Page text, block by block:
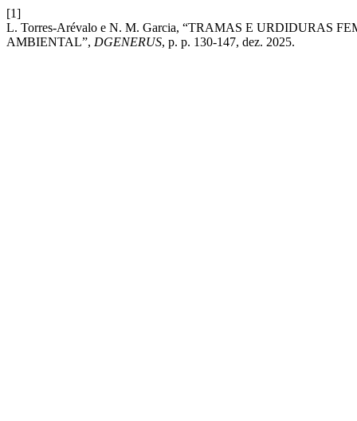
[1]
L. Torres-Arévalo e N. M. Garcia, “TRAMAS E URDIDURAS
AMBIENTAL”, DGENERUS, p. p. 130-147, dez. 2025.